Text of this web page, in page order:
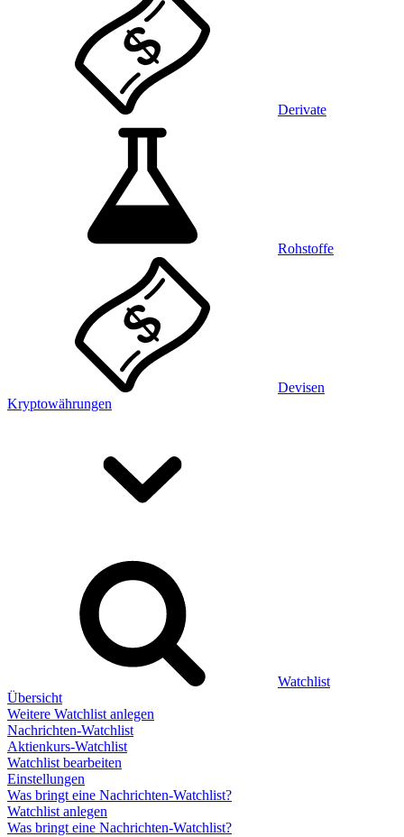
Derivate
Rohstoffe
Devisen
Kryptowährungen
Watchlist
Übersicht
Weitere Watchlist anlegen
Nachrichten-Watchlist
Aktienkurs-Watchlist
Watchlist bearbeiten
Einstellungen
Was bringt eine Nachrichten-Watchlist?
Watchlist anlegen
Was bringt eine Nachrichten-Watchlist?